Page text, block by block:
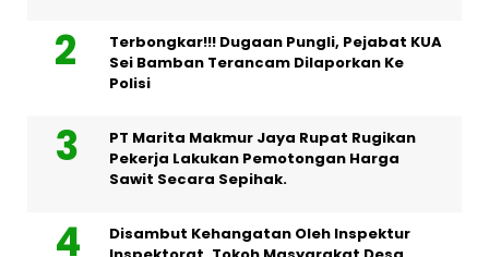
Terbongkar!!! Dugaan Pungli, Pejabat KUA
Sei Bamban Terancam Dilaporkan Ke
Polisi
PT Marita Makmur Jaya Rupat Rugikan
Pekerja Lakukan Pemotongan Harga
Sawit Secara Sepihak.
Disambut Kehangatan Oleh Inspektur